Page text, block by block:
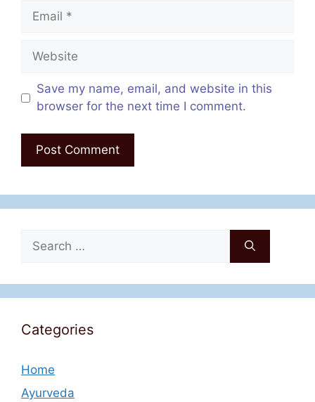
Email
Website
Save my name, email, and website in this
browser for the next time I comment.
for:
Categories
Home
Ayurveda